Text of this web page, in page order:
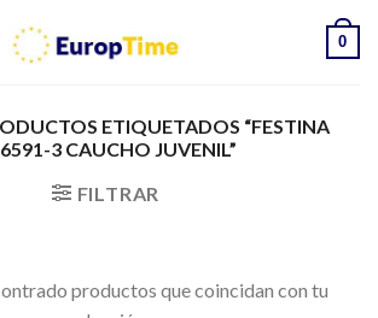
0
ETIQUETADOS “FESTINA
3 CAUCHO JUVENIL”
FILTRAR
productos que coincidan con tu